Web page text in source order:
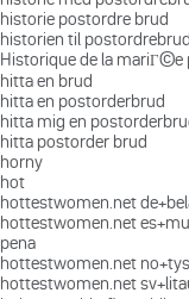
historie postordre brud
historien til
Historique de la mariГ©e
hitta en brud
hitta en postorderbrud
hitta mig en
hitta postorder brud
horny
hot
hottestwomen.net
hottestwomen.net
pena
hottestwomen.net
hottestwomen.net